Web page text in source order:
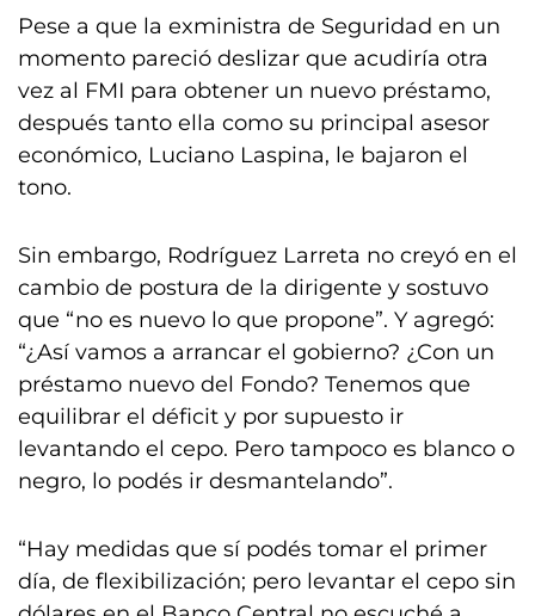
Pese a que la exministra de Seguridad en un
momento pareció deslizar que acudiría otra
vez al FMI para obtener un nuevo préstamo,
después tanto ella como su principal asesor
económico, Luciano Laspina, le bajaron el
tono.
Sin embargo, Rodríguez Larreta no creyó en el
cambio de postura de la dirigente y sostuvo
que “no es nuevo lo que propone”. Y agregó:
“¿Así vamos a arrancar el gobierno? ¿Con un
préstamo nuevo del Fondo? Tenemos que
equilibrar el déficit y por supuesto ir
levantando el cepo. Pero tampoco es blanco o
negro, lo podés ir desmantelando”.
“Hay medidas que sí podés tomar el primer
día, de flexibilización; pero levantar el cepo sin